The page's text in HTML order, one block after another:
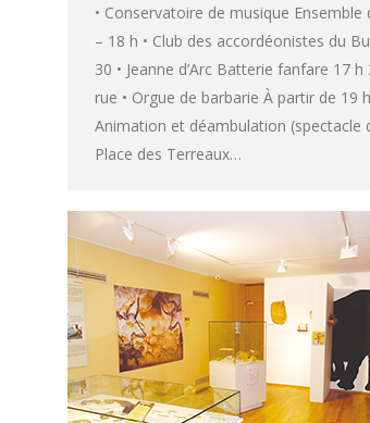
• Conservatoire de musique Ensemble
– 18 h • Club des accordéonistes du
30 • Jeanne d’Arc Batterie fanfare 17
rue • Orgue de barbarie À partir de 19
Animation et déambulation (spectacle
Place des Terreaux…